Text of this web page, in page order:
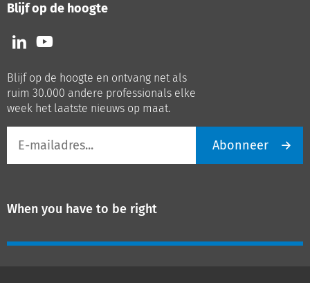
Blijf op de hoogte
Volg
ons
LinkedIn
Volg
ons
Youtube
Blijf op de hoogte en ontvang net als
ruim 30.000 andere professionals elke
week het laatste nieuws op maat.
mailadres
Abonneer
When you have to be right